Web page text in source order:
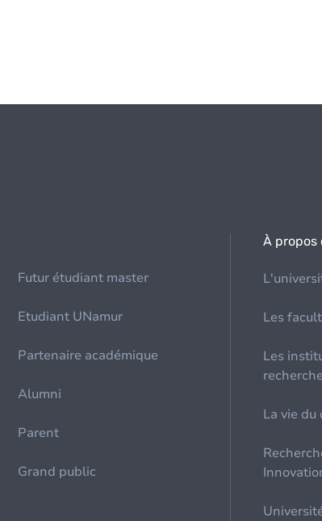
Futur étudiant master
Etudiant UNamur
Partenaire académique
Alumni
Parent
Grand public
À propos
Les
Les
recherche
La vie du